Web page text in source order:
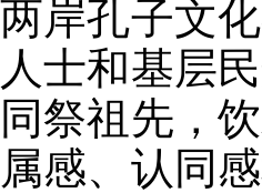
两岸孔子文
人士和基层
同祭祖先，
属感、认同